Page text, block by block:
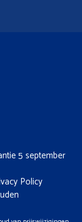
5 september
Policy